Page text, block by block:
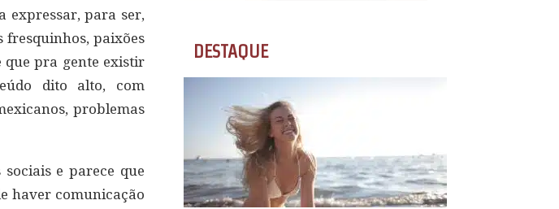
expressar, para ser,
fresquinhos, paixões
que pra gente existir
dito alto, com
problemas
e parece que
haver comunicação
DESTAQUE